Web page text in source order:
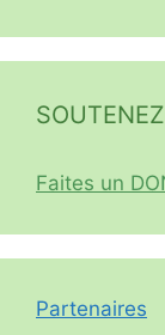
Faites un
Partenaires